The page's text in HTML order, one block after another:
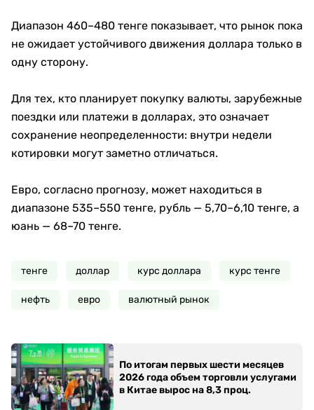
Диапазон 460–480 тенге показывает, что рынок пока
не ожидает устойчивого движения доллара только в
одну сторону.
Для тех, кто планирует покупку валюты, зарубежные
поездки или платежи в долларах, это означает
сохранение неопределенности: внутри недели
котировки могут заметно отличаться.
Евро, согласно прогнозу, может находиться в
диапазоне 535–550 тенге, рубль — 5,70–6,10 тенге, а
юань — 68–70 тенге.
тенге доллар курс доллара курс тенге
нефть евро валютный рынок
По итогам первых шести месяцев
2026 года объем торговли услугами
в Китае вырос на 8,3 проц.